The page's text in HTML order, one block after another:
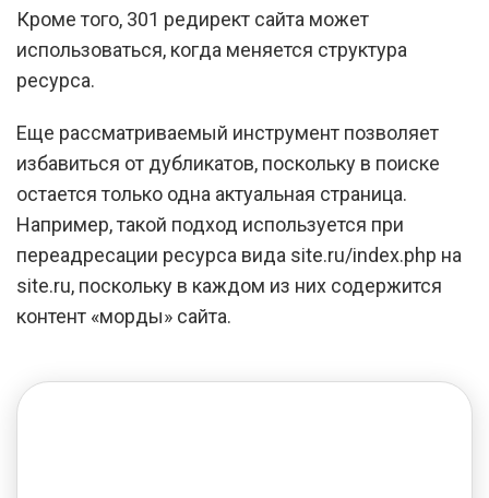
Кроме того, 301 редирект сайта может
использоваться, когда меняется структура
ресурса.
Еще рассматриваемый инструмент позволяет
избавиться от дубликатов, поскольку в поиске
остается только одна актуальная страница.
Например, такой подход используется при
переадресации ресурса вида site.ru/index.php на
site.ru, поскольку в каждом из них содержится
контент «морды» сайта.